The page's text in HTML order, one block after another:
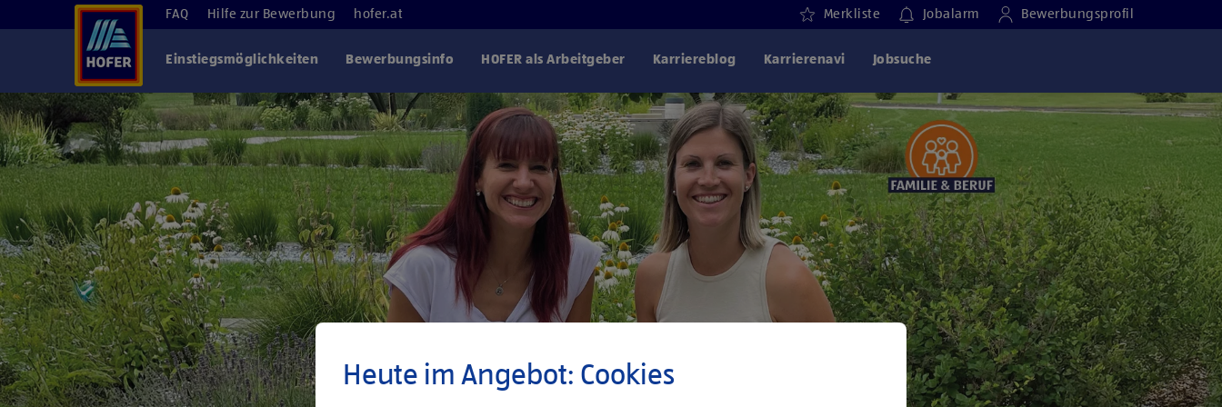
FAQ Hilfe zur Bewerbung hofer.at Merkliste Jobalarm Bewerbungsprofil
Einstiegsmöglichkeiten Bewerbungsinfo HOFER als Arbeitgeber Karriereblog Karrierenavi Jobsuche
Heute im Angebot: Cookies